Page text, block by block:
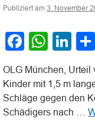
Publiziert am 3. November
OLG München, Urteil
Kinder mit 1,5 m
Schläge gegen den
Schädigers nach …